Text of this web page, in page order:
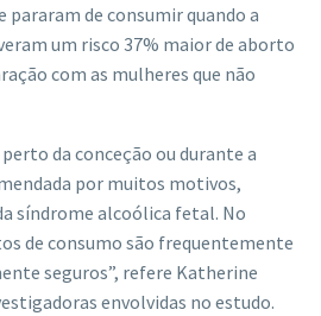
pararam de consumir quando a
um risco 37% maior de aborto
com as mulheres que não
da conceção ou durante a
por muitos motivos,
síndrome alcoólica fetal. No
de consumo são frequentemente
seguros”, refere Katherine
envolvidas no estudo.